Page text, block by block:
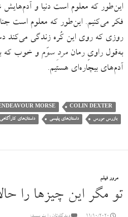
این‌طور که معلوم است دنیا و آدم‌هایش
فکر می‌کنیم. این‌طور که معلوم است
روزی که روی این کُره زندگی می‌کند
به‌قول راویِ رمانمردِ سوّم و خوب که
آدم‌های بیچاره‌ای هستیم.
COLIN DEXTER
MORSE
بازرس مورس داستان‌های پلیسی داستان‌های کارآگاهی
مرور فیلم
تو مگر این چیزها را